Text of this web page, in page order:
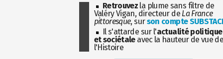
Retrouvez la plume sans filtre de
Valéry Vigan, directeur de La France
pittoresque, surson compte
Il s'attarde sur l'actualité politique
et sociétaleavec la hauteur de vue
l'Histoire